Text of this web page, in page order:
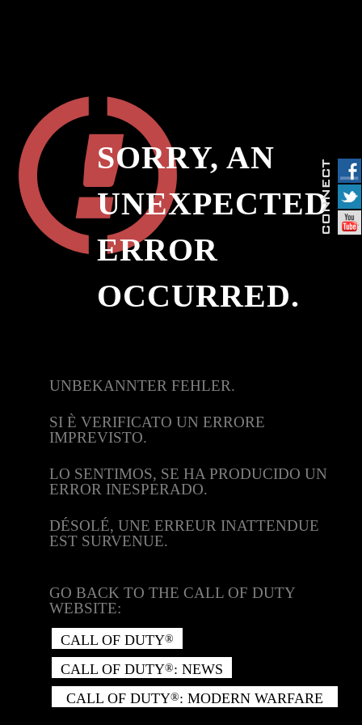
SORRY, AN
UNEXPECTED
ERROR
OCCURRED.
UNBEKANNTER FEHLER.
SI È VERIFICATO UN ERRORE
IMPREVISTO.
LO SENTIMOS, SE HA PRODUCIDO UN
ERROR INESPERADO.
DÉSOLÉ, UNE ERREUR INATTENDUE
EST SURVENUE.
GO BACK TO THE CALL OF DUTY
WEBSITE:
CALL OF DUTY®
CALL OF DUTY®: NEWS
CALL OF DUTY®: MODERN WARFARE